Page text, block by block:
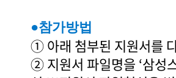
●참가방법
① 아래 첨부된 지원서를
② 지원서 파일명을 ‘삼성